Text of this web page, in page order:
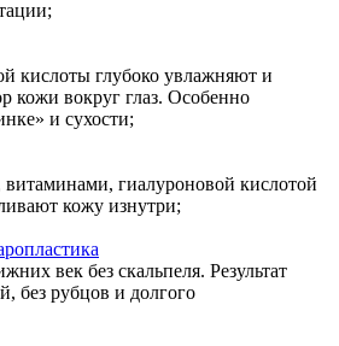
кислоты глубоко увлажняют и
кожи вокруг глаз. Особенно
и сухости;
гиалуроновой кислотой
кожу изнутри;
век без скальпеля. Результат
без рубцов и долгого